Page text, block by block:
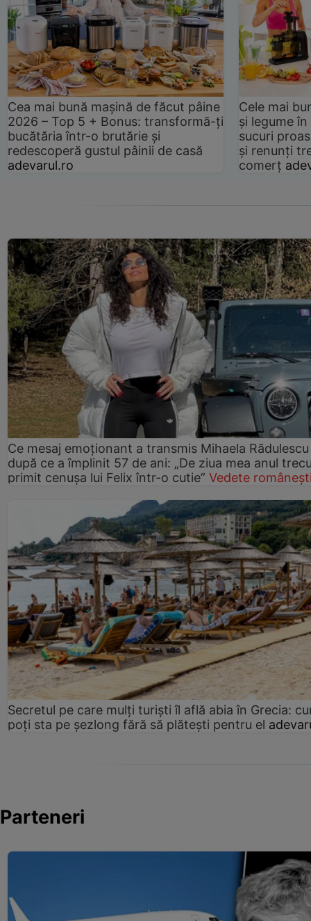
Cea mai bună mașină de făcut pâine
2026 – Top 5 + Bonus: transformă-ți
bucătăria într-o brutărie și
redescoperă gustul pâinii de casă
adevarul.ro
Cele mai
și legume
sucuri
și renunți
comerț
Ce mesaj emoționant a transmis Mihaela Rădulescu
după ce a împlinit 57 de ani: „De ziua mea anul
primit cenușa lui Felix într-o cutie” Vedete
Secretul pe care mulți turiști îl află abia în Grecia:
poți sta pe șezlong fără să plătești pentru el
Parteneri